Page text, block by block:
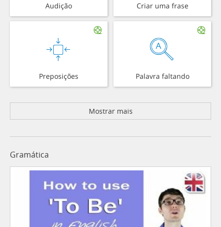
Audição Criar uma frase
Preposições Palavra faltando
Mostrar mais
Gramática